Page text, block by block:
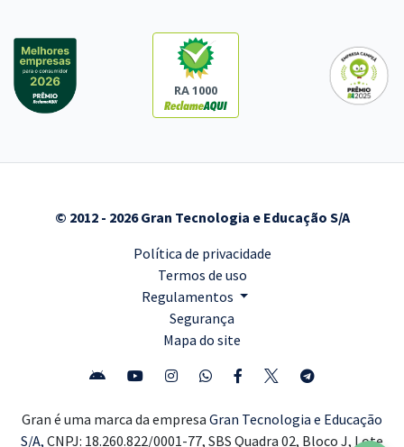
RA 1000
© 2012 - 2026 Gran Tecnologia e Educação S/A
Política de privacidade
Termos de uso
Regulamentos
Segurança
Mapa do site
Gran é uma marca da empresa Gran Tecnologia e Educação
S/A, CNPJ: 18.260.822/0001-77, SBS Quadra 02, Bloco J, Lote